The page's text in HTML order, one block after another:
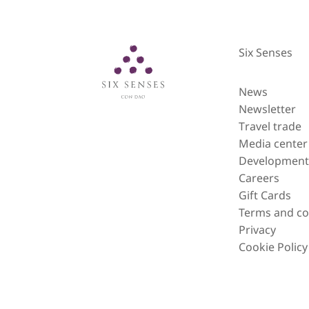
Six Senses
News
Newsletter
Travel trade
Media center
Development
Careers
Gift Cards
Terms and
Privacy
Cookie Policy